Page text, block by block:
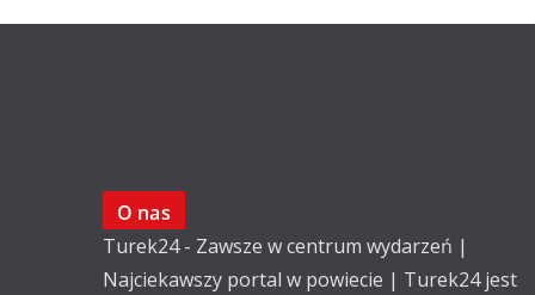
O nas
Turek24 - Zawsze w centrum wydarzeń |
Najciekawszy portal w powiecie | Turek24 jest